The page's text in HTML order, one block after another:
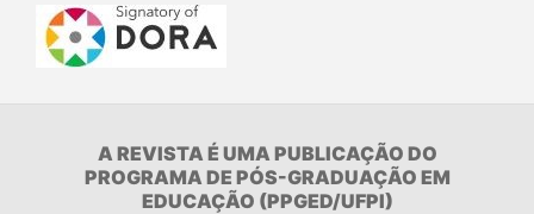
A REVISTA É UMA PUBLICAÇÃO DO
PROGRAMA DE PÓS-GRADUAÇÃO EM
EDUCAÇÃO (PPGED/UFPI)